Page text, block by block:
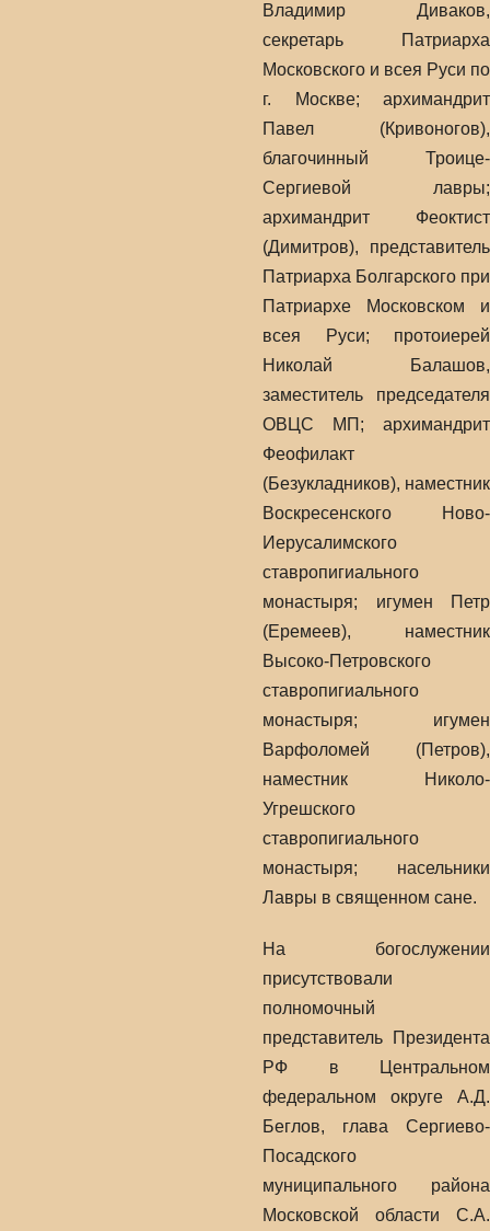
Владимир Диваков,
секретарь Патриарха
Московского и всея Руси по
г. Москве; архимандрит
Павел (Кривоногов),
благочинный Троице-
Сергиевой лавры;
архимандрит Феоктист
(Димитров), представитель
Патриарха Болгарского при
Патриархе Московском и
всея Руси; протоиерей
Николай Балашов,
заместитель председателя
ОВЦС МП; архимандрит
Феофилакт
(Безукладников), наместник
Воскресенского Ново-
Иерусалимского
ставропигиального
монастыря; игумен Петр
(Еремеев), наместник
Высоко-Петровского
ставропигиального
монастыря; игумен
Варфоломей (Петров),
наместник Николо-
Угрешского
ставропигиального
монастыря; насельники
Лавры в священном сане.
На богослужении
присутствовали
полномочный
представитель Президента
РФ в Центральном
федеральном округе А.Д.
Беглов, глава Сергиево-
Посадского
муниципального района
Московской области С.А.